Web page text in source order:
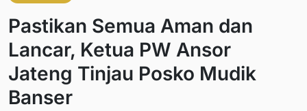
Pastikan Semua Aman dan
Lancar, Ketua PW Ansor
Jateng Tinjau Posko Mudik
Banser